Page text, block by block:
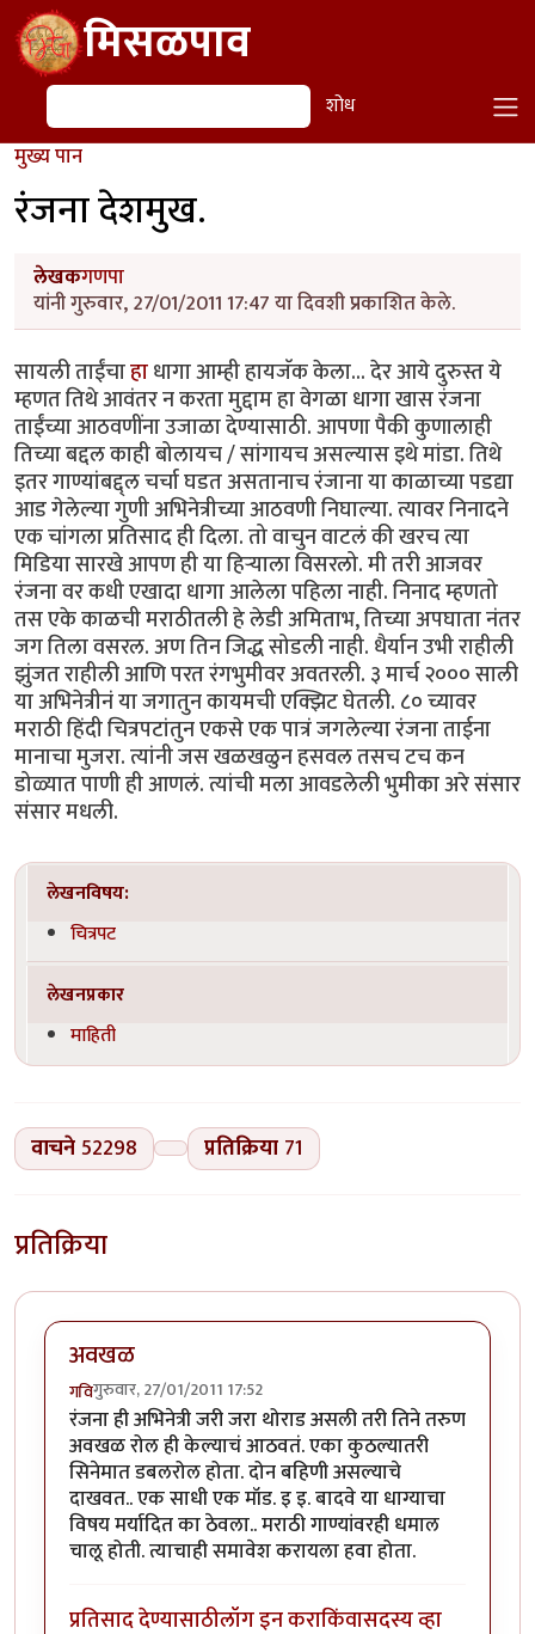
Skip to main contentमिसळपाव
शोध शोध
मुख्य पान
रंजना देशमुख.
लेखकगणपा
यांनी गुरुवार, 27/01/2011 17:47 या दिवशी प्रकाशित केले.
सायली ताईंचाहाधागा आम्ही हायजॅक केला... देर आये दुरुस्त ये
म्हणत तिथे आवंतर न करता मुद्दाम हा वेगळा धागा खास रंजना
ताईंच्या आठवणींना उजाळा देण्यासाठी. आपणा पैकी कुणालाही
तिच्या बद्दल काही बोलायच / सांगायच असल्यास इथे मांडा. तिथे
इतर गाण्यांबद्द्ल चर्चा घडत असतानाच रंजाना या काळाच्या पडद्या
आड गेलेल्या गुणी अभिनेत्रीच्या आठवणी निघाल्या. त्यावर निनादने
एक चांगला प्रतिसाद ही दिला. तो वाचुन वाटलं की खरच त्या
मिडिया सारखे आपण ही या हिर्‍याला विसरलो. मी तरी आजवर
रंजना वर कधी एखादा धागा आलेला पहिला नाही. निनाद म्हणतो
तस एके काळची मराठीतली हे लेडी अमिताभ, तिच्या अपघाता नंतर
जग तिला वसरल. अण तिन जिद्ध सोडली नाही. धैर्यान उभी राहीली
झुंजत राहीली आणि परत रंगभुमीवर अवतरली. ३ मार्च २००० साली
या अभिनेत्रीनं या जगातुन कायमची एक्झिट घेतली. ८० च्यावर
मराठी हिंदी चित्रपटांतुन एकसे एक पात्रं जगलेल्या रंजना ताईना
मानाचा मुजरा. त्यांनी जस खळखळुन हसवल तसच टच कन
डोळ्यात पाणी ही आणलं. त्यांची मला आवडलेली भुमीका अरे संसार
संसार मधली.
लेखनविषय:
चित्रपट
लेखनप्रकार
माहिती
वाचने52298 प्रतिक्रिया 71
प्रतिक्रिया
अवखळ
गविगुरुवार, 27/01/2011 17:52
रंजना ही अभिनेत्री जरी जरा थोराड असली तरी तिने तरुण
अवखळ रोल ही केल्याचं आठवतं. एका कुठल्यातरी
सिनेमात डबलरोल होता. दोन बहिणी असल्याचे
दाखवत.. एक साधी एक मॉड. इ इ. बादवे या धाग्याचा
विषय मर्यादित का ठेवला.. मराठी गाण्यांवरही धमाल
चालू होती. त्याचाही समावेश करायला हवा होता.
प्रतिसाद देण्यासाठीलॉग इन कराकिंवासदस्य व्हा